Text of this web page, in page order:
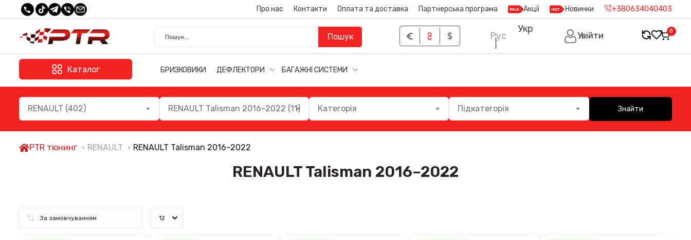
Про нас Контакти Оплата та доставка Партнерська програма Акції Новинки +380634040403
Пошук Рус
Укр
Увійти 0
Каталог БРИЗКОВИКИ ДЕФЛЕКТОРИ БАГАЖНІ СИСТЕМИ
RENAULT (402) RENAULT Talisman 2016–2022 (11) Категорія Підкатегорія Знайти
PTR тюнинг RENAULT RENAULT Talisman 2016–2022
RENAULT Talisman 2016–2022